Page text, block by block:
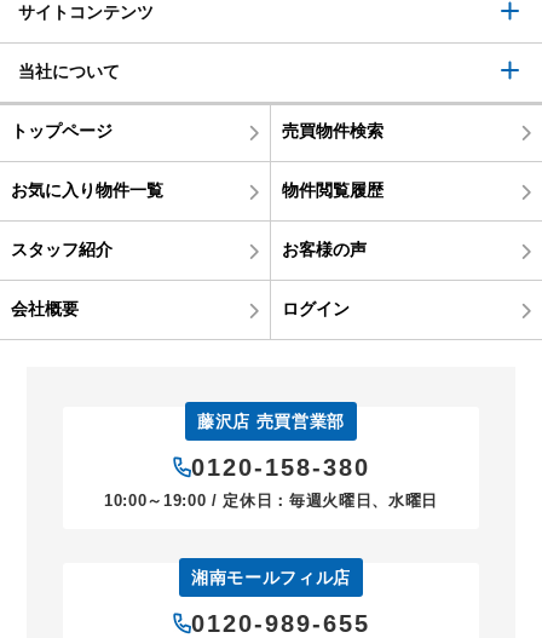
サイトコンテンツ
当社について
トップページ 売買物件検索
お気に入り物件一覧 物件閲覧履歴
スタッフ紹介 お客様の声
会社概要 ログイン
藤沢店 売買営業部
0120-158-380
10:00～19:00 / 定休日：毎週火曜日、水曜日
湘南モールフィル店
0120-989-655